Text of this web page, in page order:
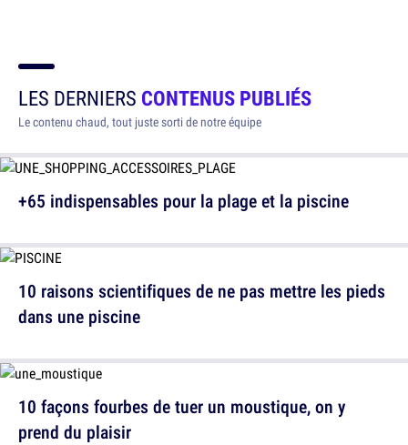
LES DERNIERS CONTENUS PUBLIÉS
Le contenu chaud, tout juste sorti de notre équipe
+65 indispensables pour la plage et la piscine
10 façons fourbes de tuer un moustique, on y
prend du plaisir
10 raisons scientifiques de ne pas mettre les pieds
dans une piscine